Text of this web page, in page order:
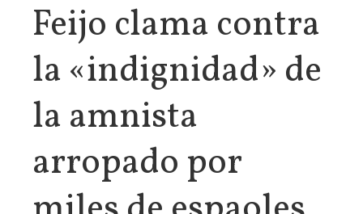
Feijo clama contra
la «indignidad» de
la amnista
arropado por